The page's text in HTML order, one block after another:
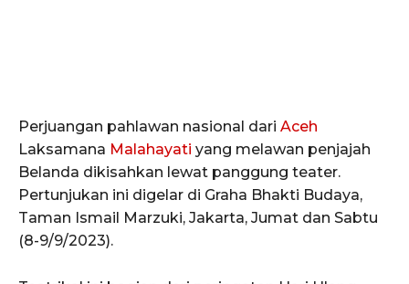
Perjuangan pahlawan nasional dari Aceh
Laksamana Malahayati yang melawan penjajah
Belanda dikisahkan lewat panggung teater.
Pertunjukan ini digelar di Graha Bhakti Budaya,
Taman Ismail Marzuki, Jakarta, Jumat dan Sabtu
(8-9/9/2023).